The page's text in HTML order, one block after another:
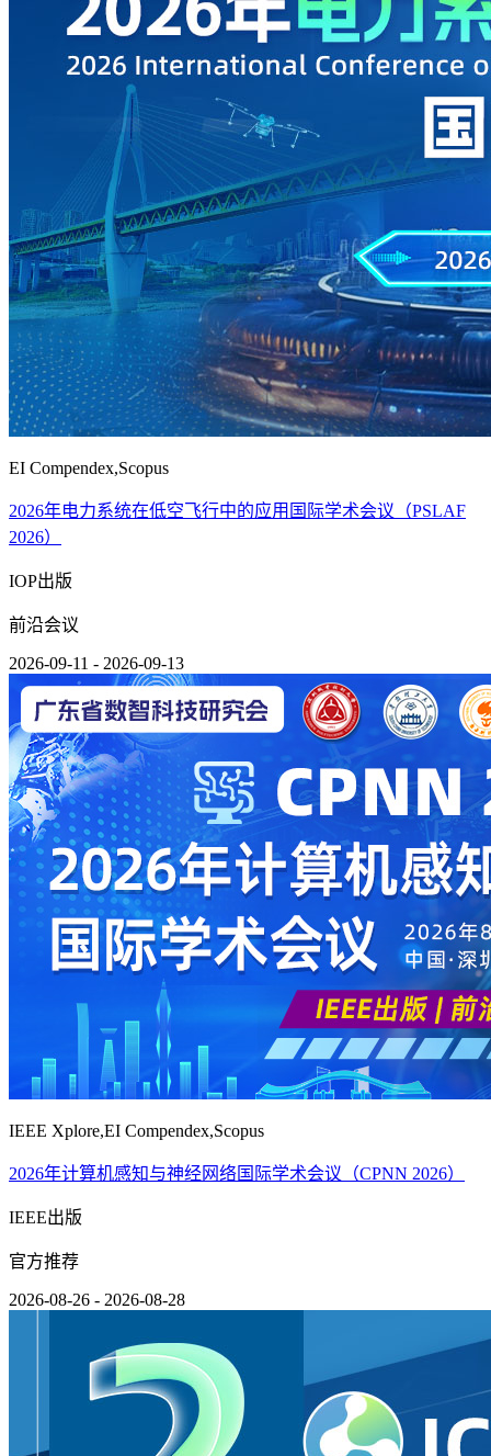
EI Compendex,Scopus
2026年电力系统在低空飞行中的应用国际学术会议（PSLAF
2026）
IOP出版
前沿会议
2026-09-11 - 2026-09-13
IEEE Xplore,EI Compendex,Scopus
2026年计算机感知与神经网络国际学术会议（CPNN 2026）
IEEE出版
官方推荐
2026-08-26 - 2026-08-28